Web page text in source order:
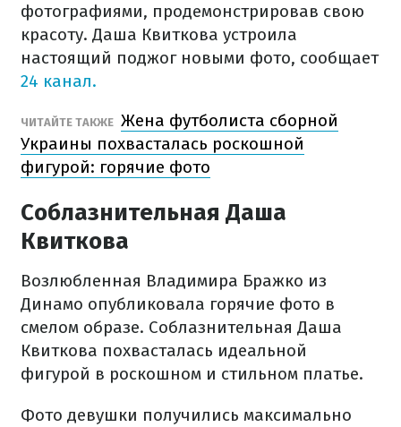
фотографиями, продемонстрировав свою
красоту. Даша Квиткова устроила
настоящий поджог новыми фото, сообщает
24 канал.
ЧИТАЙТЕ ТАКЖЕ Жена футболиста сборной
Украины похвасталась роскошной
фигурой: горячие фото
Соблазнительная Даша
Квиткова
Возлюбленная Владимира Бражко из
Динамо опубликовала горячие фото в
смелом образе. Соблазнительная Даша
Квиткова похвасталась идеальной
фигурой в роскошном и стильном платье.
Фото девушки получились максимально